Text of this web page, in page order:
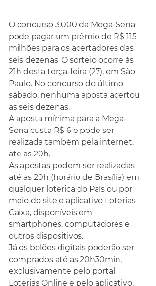
O concurso 3.000 da Mega-Sena
pode pagar um prêmio de R$ 115
milhões para os acertadores das
seis dezenas. O sorteio ocorre às
21h desta terça-feira (27), em São
Paulo. No concurso do último
sábado, nenhuma aposta acertou
as seis dezenas.
A aposta mínima para a Mega-
Sena custa R$ 6 e pode ser
realizada também pela internet,
até as 20h.
As apostas podem ser realizadas
até as 20h (horário de Brasília) em
qualquer lotérica do País ou por
meio do site e aplicativo Loterias
Caixa, disponíveis em
smartphones, computadores e
outros dispositivos.
Já os bolões digitais poderão ser
comprados até as 20h30min,
exclusivamente pelo portal
Loterias Online e pelo aplicativo.